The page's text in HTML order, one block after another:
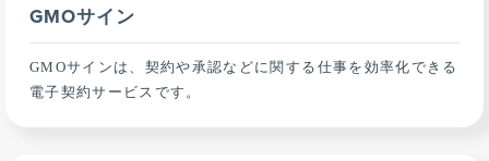
GMOサイン
GMOサインは、契約や承認などに関する仕事を効率化できる
電子契約サービスです。